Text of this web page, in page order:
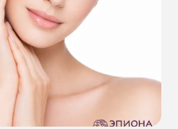
пластической хирургии до 30%
Подробнее